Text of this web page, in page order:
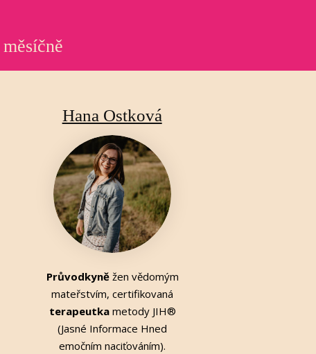
Hana Ostková
Průvodkyněžen vědomým
mateřstvím, certifikovaná
terapeutkametody JIH®
(Jasné Informace Hned
emočním naciťováním).